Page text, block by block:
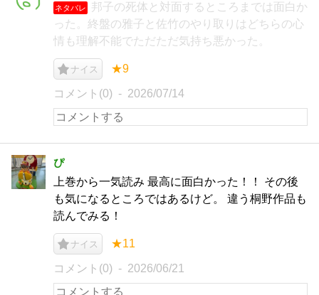
ネタバレ
邦子の死体と対面するところまでは面白か
った。終盤の雅子と佐竹のやり取りはどちらの心
情も理解不能でただただ気持ち悪かった。
ナイス ★9
コメント(0) 2026/07/14
ぴ
上巻から一気読み 最高に面白かった！！ その後
も気になるところではあるけど。 違う桐野作品も
読んでみる！
ナイス ★11
コメント(0) 2026/06/21